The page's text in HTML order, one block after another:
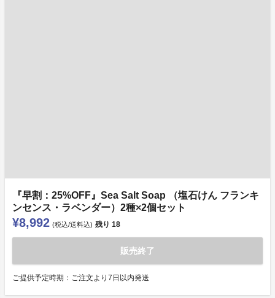
『早割：25%OFF』Sea Salt Soap （塩石けん フランキ
ンセンス・ラベンダー）2種×2個セット
¥8,992 (税込/送料込) 残り 18
販売終了
ご提供予定時期：ご注文より7日以内発送